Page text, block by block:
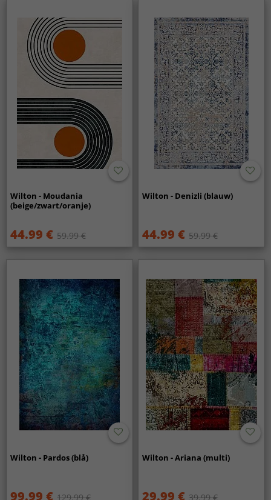
Wilton - Moudania
(beige/zwart/oranje)
44.99 € 59.99 €
Wilton - Denizli (blauw)
44.99 € 59.99 €
Wilton - Pardos (blå)
99.99 € 129.99 €
Wilton - Ariana (multi)
29.99 € 39.99 €